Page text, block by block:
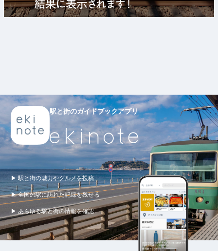
駅と街のガイドブックアプリ
▶ 駅と街の魅力やグルメを投稿
▶ 全国の駅に訪れた記録を残せる
▶ あらゆる駅と街の情報を確認